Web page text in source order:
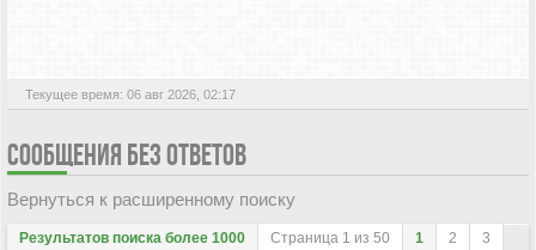
Текущее время: 06 авг 2026, 02:17
СООБЩЕНИЯ БЕЗ ОТВЕТОВ
Вернуться к расширенному поиску
Результатов поиска более 1000 Страница 1 из 50 1 2
3